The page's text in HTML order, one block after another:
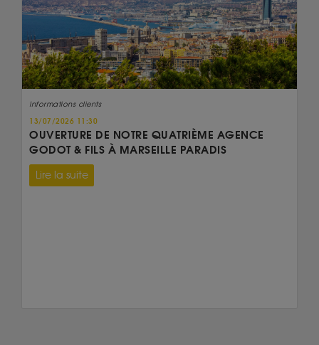
Informations clients
13/07/2026 11:30
OUVERTURE DE NOTRE QUATRIÈME AGENCE
GODOT & FILS À MARSEILLE PARADIS
Lire la suite